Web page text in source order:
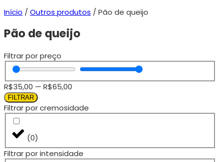
Início /Outros produtos / Pão de queijo
Pão de queijo
Filtrar por preço
R$35,00 — R$65,00
FILTRAR
Filtrar por cremosidade
(0)
Filtrar por intensidade